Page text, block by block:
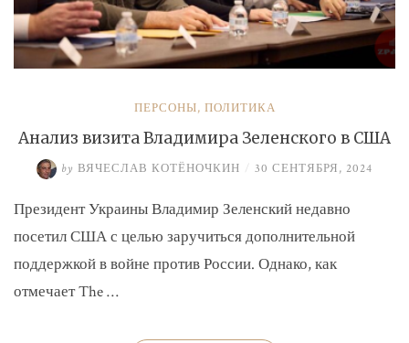
ПЕРСОНЫ, ПОЛИТИКА
Анализ визита Владимира Зеленского в США
by ВЯЧЕСЛАВ КОТЁНОЧКИН / 30 СЕНТЯБРЯ, 2024
Президент Украины Владимир Зеленский недавно
посетил США с целью заручиться дополнительной
поддержкой в войне против России. Однако, как
отмечает The …